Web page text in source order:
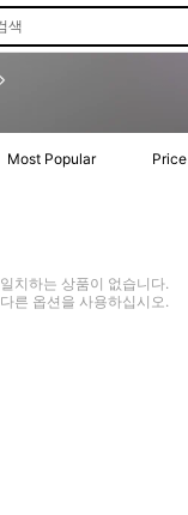
색
Most Popular Price
일치하는 상품이 없습니다.
다른 옵션을 사용하십시오.